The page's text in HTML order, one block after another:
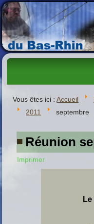
Vous êtes ici :Accueil
2011
septembre
Réunion
Imprimer